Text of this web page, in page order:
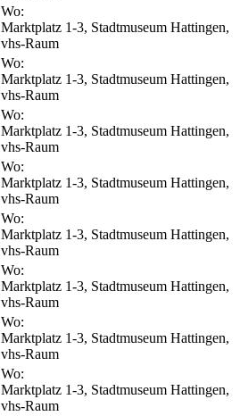
Wo:
Marktplatz 1-3, Stadtmuseum Hattingen,
vhs-Raum
Wo:
Marktplatz 1-3, Stadtmuseum Hattingen,
vhs-Raum
Wo:
Marktplatz 1-3, Stadtmuseum Hattingen,
vhs-Raum
Wo:
Marktplatz 1-3, Stadtmuseum Hattingen,
vhs-Raum
Wo:
Marktplatz 1-3, Stadtmuseum Hattingen,
vhs-Raum
Wo:
Marktplatz 1-3, Stadtmuseum Hattingen,
vhs-Raum
Wo:
Marktplatz 1-3, Stadtmuseum Hattingen,
vhs-Raum
Wo:
Marktplatz 1-3, Stadtmuseum Hattingen,
vhs-Raum